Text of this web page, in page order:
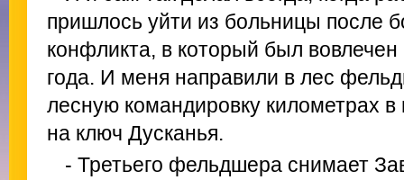
пришлось уйти из больницы после
конфликта, в который был
года. И меня направили в лес
лесную командировку километрах
на ключ Дусканья.
- Третьего фельдшера снимает